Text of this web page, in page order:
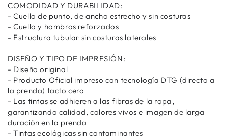
COMODIDAD Y DURABILIDAD:
- Cuello de punto, de ancho estrecho y sin costuras
- Cuello y hombros reforzados
- Estructura tubular sin costuras laterales
DISEÑO Y TIPO DE IMPRESIÓN:
- Diseño original
- Producto Oficial impreso con tecnología DTG (directo a
la prenda) tacto cero
- Las tintas se adhieren a las fibras de la ropa,
garantizando calidad, colores vivos e imagen de larga
duración en la prenda
- Tintas ecológicas sin contaminantes